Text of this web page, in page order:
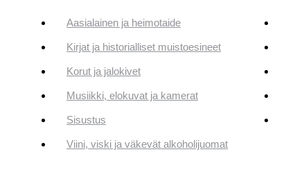
Aasialainen ja heimotaide
Kirjat ja historialliset muistoesineet
Korut ja jalokivet
Musiikki, elokuvat ja kamerat
Sisustus
Viini, viski ja väkevät alkoholijuomat